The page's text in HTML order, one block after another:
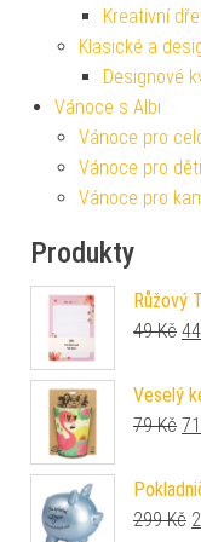
Kreativní
Klasické a
Designové
Vánoce s Albi
Vánoce pro
Vánoce pro děti
Vánoce pro
Produkty
Růžový
49Kč 44
Veselý
79Kč 71
299Kč